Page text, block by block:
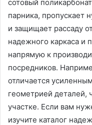
сотовый
парника, пропускает
и защищает рассаду
надежного каркаса и
напрямую к
посредников.
отличается
геометрией деталей,
участке. Если вам
изучите каталог